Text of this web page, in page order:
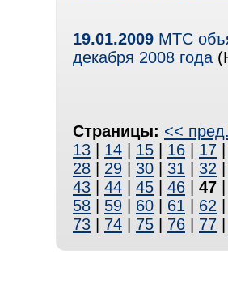
19.01.2009 МТС
декабря 2008 года
Страницы: <<
13
14 15 16 17
28
29 30 31 32
43
44 45 46 47
58
59 60 61 62
73
74 75 76 77